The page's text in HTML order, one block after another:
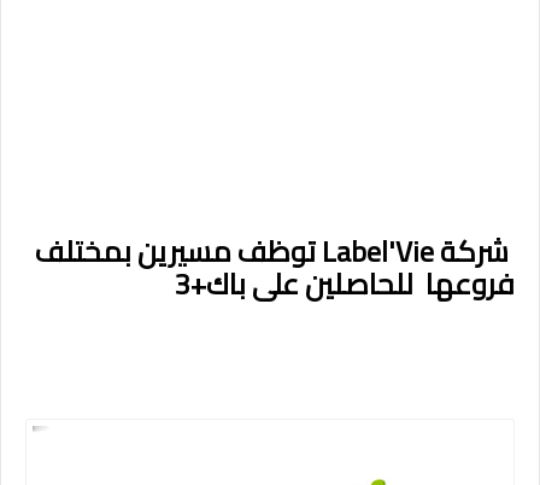
شركة Label'Vie توظف مسيرين بمختلف
فروعها للحاصلين على باك+3